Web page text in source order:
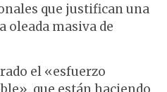
que justifican una
oleada masiva de
el «esfuerzo